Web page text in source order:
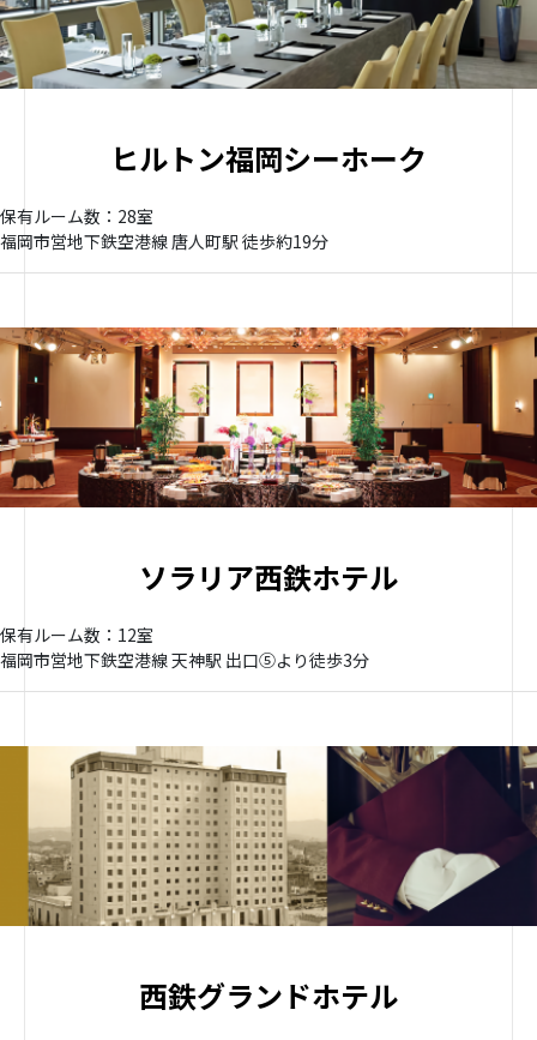
ヒルトン福岡シーホーク
保有ルーム数：28室
福岡市営地下鉄空港線 唐人町駅 徒歩約19分
ソラリア西鉄ホテル
保有ルーム数：12室
福岡市営地下鉄空港線 天神駅 出口➄より徒歩3分
西鉄グランドホテル